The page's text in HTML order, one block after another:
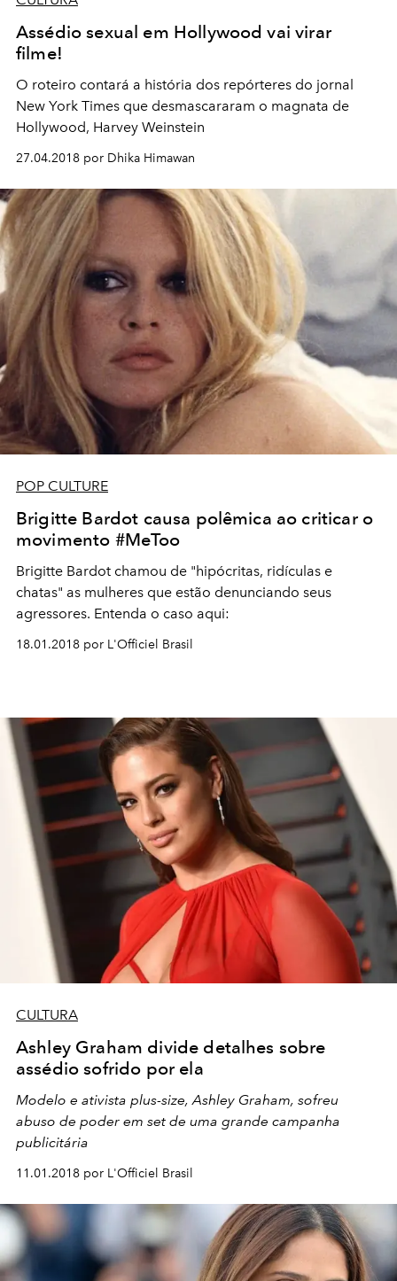
Assédio sexual em Hollywood vai virar
filme!
O roteiro contará a história dos repórteres do jornal
New York Times que desmascararam o magnata de
Hollywood, Harvey Weinstein
27.04.2018 por Dhika Himawan
POP CULTURE
Brigitte Bardot causa polêmica ao criticar o
movimento #MeToo
Brigitte Bardot chamou de "hipócritas, ridículas e
chatas" as mulheres que estão denunciando seus
agressores. Entenda o caso aqui:
18.01.2018 por L'Officiel Brasil
CULTURA
Ashley Graham divide detalhes sobre
assédio sofrido por ela
Modelo e ativista plus-size, Ashley Graham, sofreu
abuso de poder em set de uma grande campanha
publicitária
11.01.2018 por L'Officiel Brasil